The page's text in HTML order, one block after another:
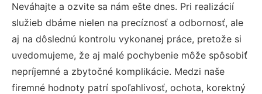
Neváhajte a ozvite sa nám ešte dnes. Pri realizácií
služieb dbáme nielen na precíznosť a odbornosť, ale
aj na dôslednú kontrolu vykonanej práce, pretože si
uvedomujeme, že aj malé pochybenie môže spôsobiť
nepríjemné a zbytočné komplikácie. Medzi naše
firemné hodnoty patrí spoľahlivosť, ochota, korektný